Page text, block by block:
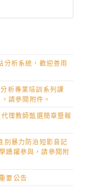
分析系統，歡迎善用
析專業培訓系列課
請參閱附件。
理教師甄選簡章暨報
別暴力防治短影音記
踴躍參與，請參閱附
要公告